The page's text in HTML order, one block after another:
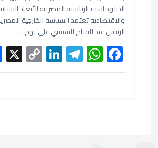
b
o
o
k
s
A
p
p
gr
a
m
dI
n
y
Li
n
k
الدبلوماسية الرئاسية المصرية: الأبعاد
والاقتصادية تعتمد السياسة الخارجية
الرئيس عبد الفتاح السيسي على نهج…
F
ac
o
W
h
p
T
el
m
Li
n
C
o
n